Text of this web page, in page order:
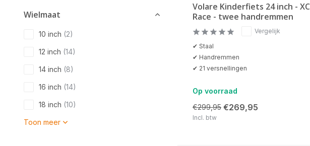
Wielmaat
10 inch (2)
12 inch (14)
14 inch (8)
16 inch (14)
18 inch (10)
Toon meer
Volare Kinderfiets 24 inch - XC
Race - twee handremmen
Vergelijk
✔ Staal
✔ Handremmen
✔ 21 versnellingen
Op voorraad
€299,95 €269,95
Incl. btw